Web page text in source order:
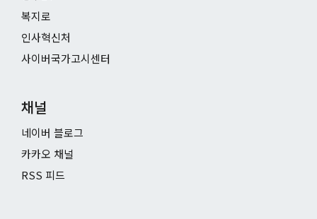
복지로
인사혁신처
사이버국가고시센터
채널
네이버 블로그
카카오 채널
RSS 피드